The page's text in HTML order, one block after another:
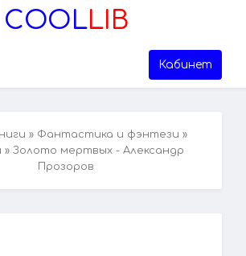
COOLLIB
Кабинет
» Фантастика и фэнтези »
» Золото мертвых - Александр
Прозоров